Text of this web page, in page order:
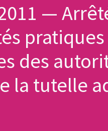
—
des
la tutelle